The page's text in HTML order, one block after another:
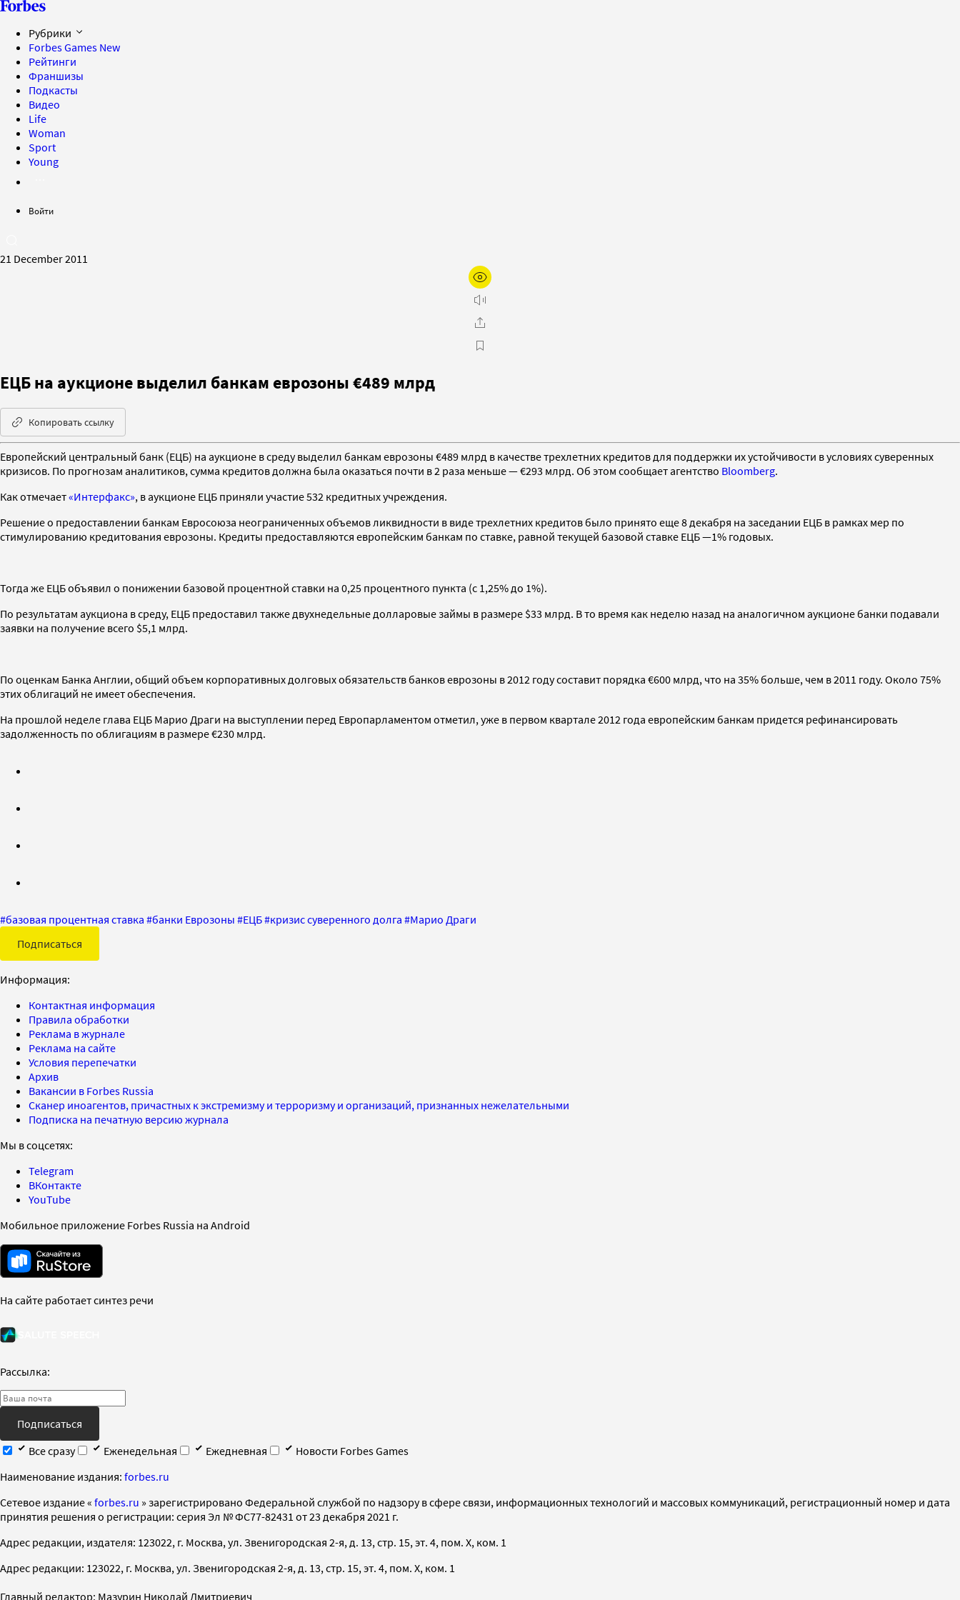
Рубрики
Forbes Games New
Рейтинги
Франшизы
Подкасты
Видео
Life
Woman
Sport
Young
Войти
21 December 2011
ЕЦБ на аукционе выделил банкам еврозоны €489 млрд
Копировать ссылку
Европейский центральный банк (ЕЦБ) на аукционе в среду выделил банкам еврозоны €489 млрд в качестве трехлетних кредитов для поддержки их устойчивости в условиях суверенных
кризисов. По прогнозам аналитиков, сумма кредитов должна была оказаться почти в 2 раза меньше — €293 млрд. Об этом сообщает агентство Bloomberg.
Как отмечает«Интерфакс», в аукционе ЕЦБ приняли участие 532 кредитных учреждения.
Решение о предоставлении банкам Евросоюза неограниченных объемов ликвидности в виде трехлетних кредитов было принято еще 8 декабря на заседании ЕЦБ в рамках мер по
стимулированию кредитования еврозоны. Кредиты предоставляются европейским банкам по ставке, равной текущей базовой ставке ЕЦБ —1% годовых.
Тогда же ЕЦБ объявил о понижении базовой процентной ставки на 0,25 процентного пункта (с 1,25% до 1%).
По результатам аукциона в среду, ЕЦБ предоставил также двухнедельные долларовые займы в размере $33 млрд. В то время как неделю назад на аналогичном аукционе банки подавали
заявки на получение всего $5,1 млрд.
По оценкам Банка Англии, общий объем корпоративных долговых обязательств банков еврозоны в 2012 году составит порядка €600 млрд, что на 35% больше, чем в 2011 году. Около 75%
этих облигаций не имеет обеспечения.
На прошлой неделе глава ЕЦБ Марио Драги на выступлении перед Европарламентом отметил, уже в первом квартале 2012 года европейским банкам придется рефинансировать
задолженность по облигациям в размере €230 млрд.
#базовая процентная ставка #банки Еврозоны #ЕЦБ#кризис суверенного долга #Марио Драги
Подписаться
Информация:
Контактная информация
Правила обработки
Реклама в журнале
Реклама на сайте
Условия перепечатки
Архив
Вакансии в Forbes Russia
Сканер иноагентов, причастных к экстремизму и терроризму и организаций, признанных нежелательными
Подписка на печатную версию журнала
Мы в соцсетях:
Telegram
ВКонтакте
YouTube
Мобильное приложение Forbes Russia на Android
На сайте работает синтез речи
Рассылка:
Подписаться
Все сразу
Еженедельная Ежедневная
Новости Forbes Games
Наименование издания: forbes.ru
Cетевое издание « forbes.ru » зарегистрировано Федеральной службой по надзору в сфере связи, информационных технологий и массовых коммуникаций, регистрационный номер и дата
принятия решения о регистрации: серия Эл № ФС77-82431 от 23 декабря 2021 г.
Адрес редакции, издателя: 123022, г. Москва, ул. Звенигородская 2-я, д. 13, стр. 15, эт. 4, пом. X, ком. 1
Адрес редакции: 123022, г. Москва, ул. Звенигородская 2-я, д. 13, стр. 15, эт. 4, пом. X, ком. 1
Главный редактор: Мазурин Николай Дмитриевич